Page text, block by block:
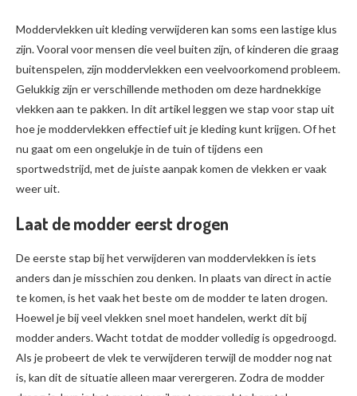
Moddervlekken uit kleding verwijderen kan soms een lastige klus
zijn. Vooral voor mensen die veel buiten zijn, of kinderen die graag
buitenspelen, zijn moddervlekken een veelvoorkomend probleem.
Gelukkig zijn er verschillende methoden om deze hardnekkige
vlekken aan te pakken. In dit artikel leggen we stap voor stap uit
hoe je moddervlekken effectief uit je kleding kunt krijgen. Of het
nu gaat om een ongelukje in de tuin of tijdens een
sportwedstrijd, met de juiste aanpak komen de vlekken er vaak
weer uit.
Laat de modder eerst drogen
De eerste stap bij het verwijderen van moddervlekken is iets
anders dan je misschien zou denken. In plaats van direct in actie
te komen, is het vaak het beste om de modder te laten drogen.
Hoewel je bij veel vlekken snel moet handelen, werkt dit bij
modder anders. Wacht totdat de modder volledig is opgedroogd.
Als je probeert de vlek te verwijderen terwijl de modder nog nat
is, kan dit de situatie alleen maar verergeren. Zodra de modder